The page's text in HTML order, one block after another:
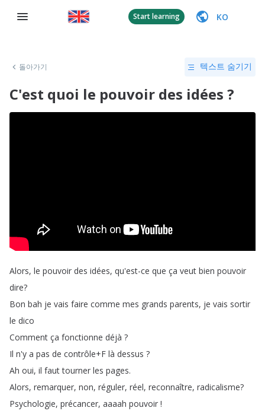
Start learning KO
돌아가기 텍스트 숨기기
C'est quoi le pouvoir des idées ?
Alors, le pouvoir des idées, qu'est-ce que ça veut bien pouvoir
dire?
Bon bah je vais faire comme mes grands parents, je vais sortir
le dico
Comment ça fonctionne déjà ?
Il n'y a pas de contrôle+F là dessus ?
Ah oui, il faut tourner les pages.
Alors, remarquer, non, réguler, réel, reconnaître, radicalisme?
Psychologie, précancer, aaaah pouvoir !